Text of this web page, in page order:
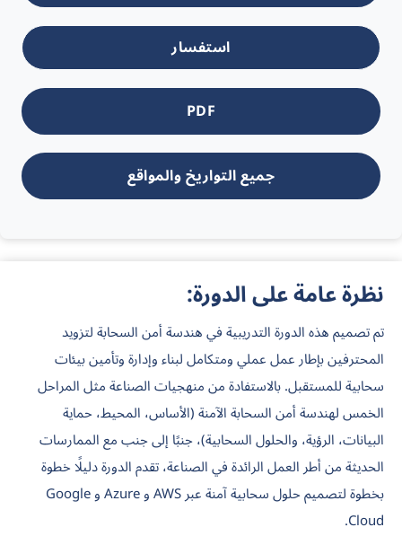
استفسار
PDF
جميع التواريخ والمواقع
نظرة عامة على الدورة:
تم تصميم هذه الدورة التدريبية في هندسة أمن السحابة لتزويد
المحترفين بإطار عمل عملي ومتكامل لبناء وإدارة وتأمين بيئات
سحابية للمستقبل. بالاستفادة من منهجيات الصناعة مثل المراحل
الخمس لهندسة أمن السحابة الآمنة (الأساس، المحيط، حماية
البيانات، الرؤية، والحلول السحابية)، جنبًا إلى جنب مع الممارسات
الحديثة من أطر العمل الرائدة في الصناعة، تقدم الدورة دليلًا خطوة
بخطوة لتصميم حلول سحابية آمنة عبر AWS و Azure و Google
Cloud.